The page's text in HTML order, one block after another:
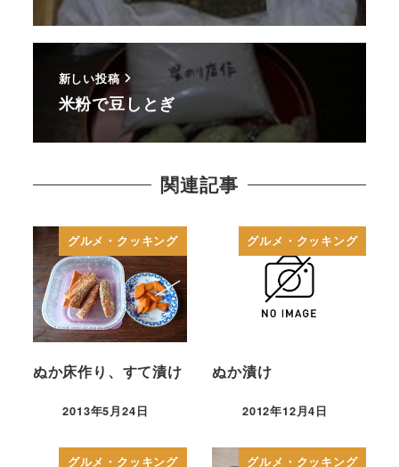
新しい投稿
米粉で豆しとぎ
関連記事
グルメ・クッキング
ぬか床作り、すて漬け
2013年5月24日
グルメ・クッキング
ぬか漬け
2012年12月4日
グルメ・クッキング グルメ・クッキング